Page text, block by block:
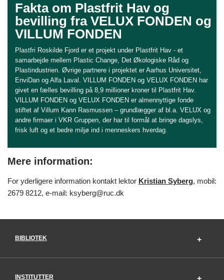
Fakta om Plastfrit Hav og
bevilling fra VELUX FONDEN og
VILLUM FONDEN
Plastfri Roskilde Fjord er et projekt under Plastfrit Hav - et
samarbejde mellem Plastic Change, Det Økologiske Råd og
Plastindustrien. Øvrige partnere i projektet er Aarhus Universitet,
EnviDan og Alfa Laval. VILLUM FONDEN og VELUX FONDEN har
givet en fælles bevilling på 8,9 millioner kroner til Plastfrit Hav.
VILLUM FONDEN og VELUX FONDEN er almennyttige fonde
stiftet af Villum Kann Rasmussen – grundlægger af bl.a. VELUX og
andre firmaer i VKR Gruppen, der har til formål at bringe dagslys,
frisk luft og et bedre miljø ind i menneskers hverdag.
Mere information:
For yderligere information kontakt lektor Kristian Syberg, mobil:
2679 8212, e-mail: ksyberg@ruc.dk
BIBLIOTEK
INSTITUTTER